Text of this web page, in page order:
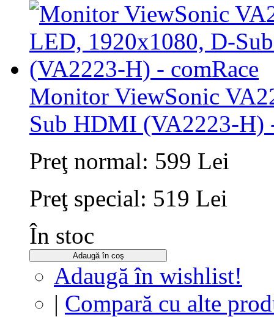
Monitor ViewSonic
Sub HDMI (VA2223-H)
Preţ normal: 599 Lei
Preţ special: 519 Lei
În stoc
Adaugă în coş
Adaugă în wishlist!
| Compară cu alte